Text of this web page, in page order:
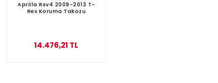
Aprilla Rsv4 2009-2013 T-
Rex Koruma Takozu
14.476,21 TL